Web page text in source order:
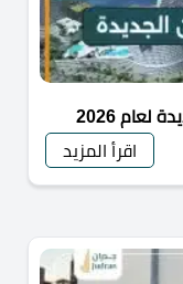
2026
اقرأ المزيد